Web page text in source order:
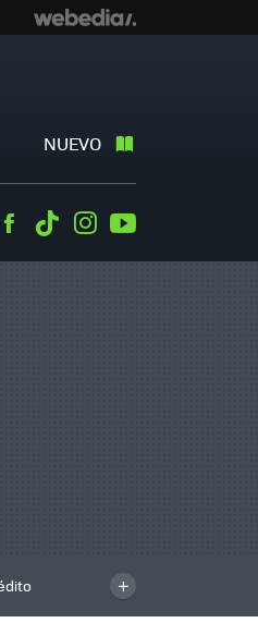
NUEVO
Facebook
TiktokInstagram